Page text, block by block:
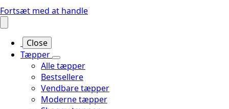
Fortsæt med at handle
Close
Tæpper
Alle tæpper
Bestsellere
Vendbare tæpper
Moderne tæpper